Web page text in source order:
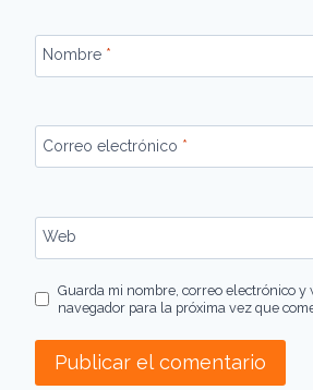
Nombre *
Correo electrónico *
Web
Guarda mi nombre, correo electrónico y
navegador para la próxima vez que